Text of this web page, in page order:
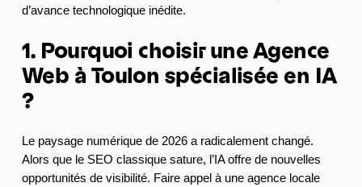
d’avance technologique inédite.
1. Pourquoi choisir une Agence
Web à Toulon spécialisée en IA
?
Le paysage numérique de 2026 a radicalement changé.
Alors que le SEO classique sature, l’IA offre de nouvelles
opportunités de visibilité. Faire appel à une agence locale